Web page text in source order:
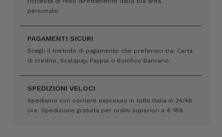
personale.
PAGAMENTI SICURI
Scegli il metodo di pagamento che preferisci tra: Carta
di credito, Scalapay, Paypal o Bonifico Bancario.
SPEDIZIONI VELOCI
Spediamo con corriere espresso in tutta Italia in 24/48
ore. Spedizione gratuita per ordini superiori a € 189.